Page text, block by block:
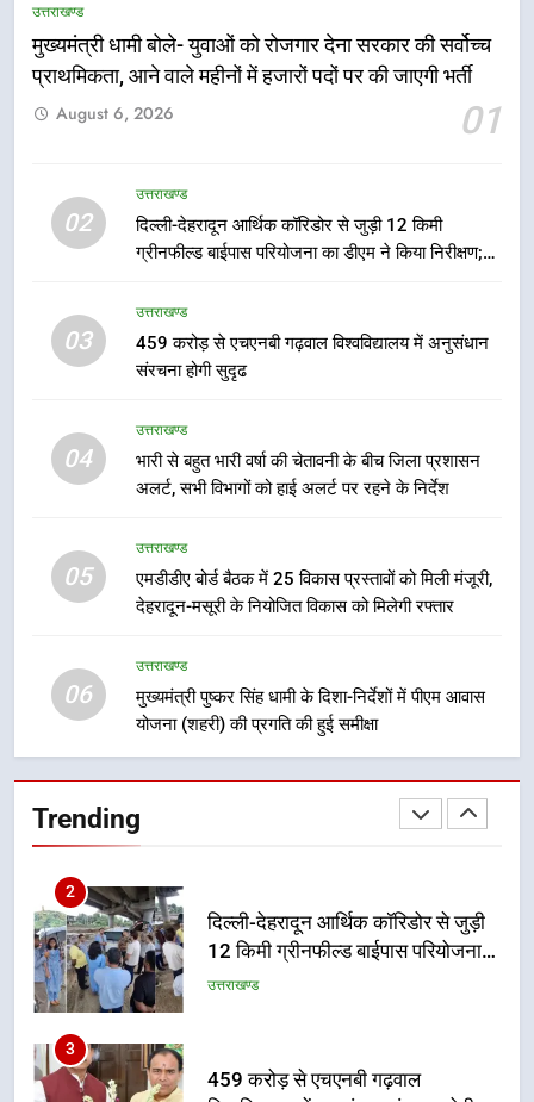
उत्तराखण्ड
मुख्यमंत्री धामी बोले- युवाओं को रोजगार देना सरकार की सर्वोच्च
प्राथमिकता, आने वाले महीनों में हजारों पदों पर की जाएगी भर्ती
01
August 6, 2026
02
उत्तराखण्ड
दिल्ली-देहरादून आर्थिक कॉरिडोर से जुड़ी 12 किमी
ग्रीनफील्ड बाईपास परियोजना का डीएम ने किया निरीक्षण;
सुरक्षा मानकों से कोई समझौता नहींः डीएम
03
उत्तराखण्ड
459 करोड़ से एचएनबी गढ़वाल विश्वविद्यालय में अनुसंधान
संरचना होगी सुदृढ
04
उत्तराखण्ड
भारी से बहुत भारी वर्षा की चेतावनी के बीच जिला प्रशासन
अलर्ट, सभी विभागों को हाई अलर्ट पर रहने के निर्देश
05
उत्तराखण्ड
एमडीडीए बोर्ड बैठक में 25 विकास प्रस्तावों को मिली मंजूरी,
देहरादून-मसूरी के नियोजित विकास को मिलेगी रफ्तार
06
उत्तराखण्ड
मुख्यमंत्री पुष्कर सिंह धामी के दिशा-निर्देशों में पीएम आवास
योजना (शहरी) की प्रगति की हुई समीक्षा
Trending
नियोजित विकास को मिलेगी रफ्तार
उत्तराखण्ड
6
मुख्यमंत्री पुष्कर सिंह धामी के दिशा-निर्देशों
गिरफ्तार
उत्तराखण्ड
भारी बारिश का अलर्ट! 6 अगस्त को
देहरादून में स्कूल बंद
1
मुख्यमंत्री धामी बोले- युवाओं को रोजगार
भर्ती
12 किमी ग्रीनफील्ड बाईपास परियोजना
का डीएम ने किया निरीक्षण; समयबद्ध एवं
नहींः डीएम
3
459 करोड़ से एचएनबी गढ़वाल
विश्वविद्यालय में अनुसंधान संरचना होगी
सुदृढ
उत्तराखण्ड
4
भारी से बहुत भारी वर्षा की चेतावनी के बीच